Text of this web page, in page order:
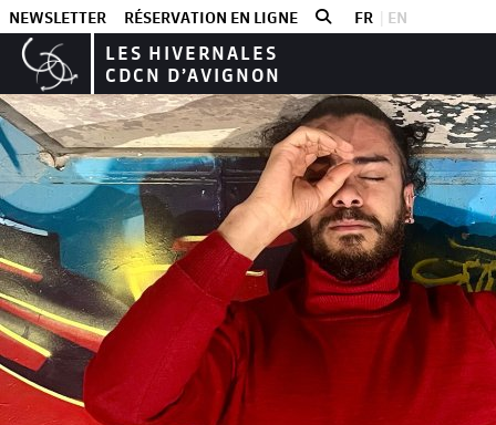
NEWSLETTER RÉSERVATION EN LIGNE FR EN
LES HIVERNALES
CDCN D’AVIGNON
Les spectacles
Mohamed Toukabri